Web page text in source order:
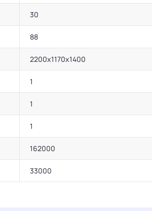
30
88
2200х1170х1400
1
1
1
162000
33000